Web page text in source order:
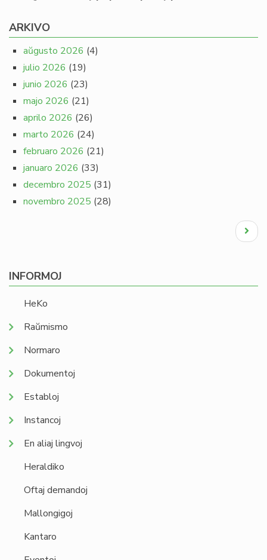
ARKIVO
aŭgusto 2026 (4)
julio 2026 (19)
junio 2026 (23)
majo 2026 (21)
aprilo 2026 (26)
marto 2026 (24)
februaro 2026 (21)
januaro 2026 (33)
decembro 2025 (31)
novembro 2025 (28)
Next
page
INFORMOJ
HeKo
Raŭmismo
Normaro
Dokumentoj
Establoj
Instancoj
En aliaj lingvoj
Heraldiko
Oftaj demandoj
Mallongigoj
Kantaro